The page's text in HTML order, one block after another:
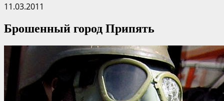
11.03.2011
Брошенный город Припять